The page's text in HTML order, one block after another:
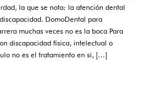
la que se nota: la atención dental
DomoDental para
muchas veces no es la boca Para
discapacidad física, intelectual o
no es el tratamiento en sí, […]